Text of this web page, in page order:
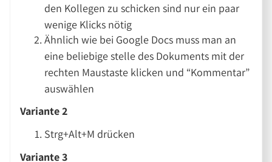
den Kollegen zu schicken sind nur ein paar
wenige Klicks nötig
Ähnlich wie bei Google Docs muss man an
eine beliebige stelle des Dokuments mit der
rechten Maustaste klicken und “Kommentar”
auswählen
Variante 2
Strg+Alt+M drücken
Variante 3